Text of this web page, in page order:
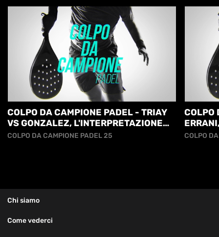
COLPO DA CAMPIONE PADEL - TRIAY
VS GONZALEZ, L'INTERPRETAZIONE
OFFENSIVA
COLPO DA CAMPIONE PADEL 25
COLPO
COLPO
Chi siamo
Come vederci